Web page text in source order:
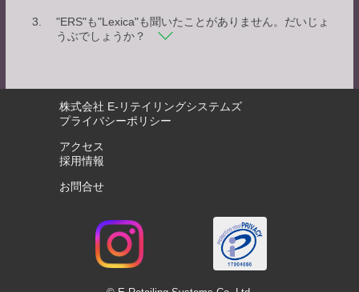
"ERS"も"Lexica"も聞いたことがありません。だいじょ
うぶでしょうか？
株式会社 E-リテイリングシステムズ
プライバシーポリシー
アクセス
採用情報
お問合せ